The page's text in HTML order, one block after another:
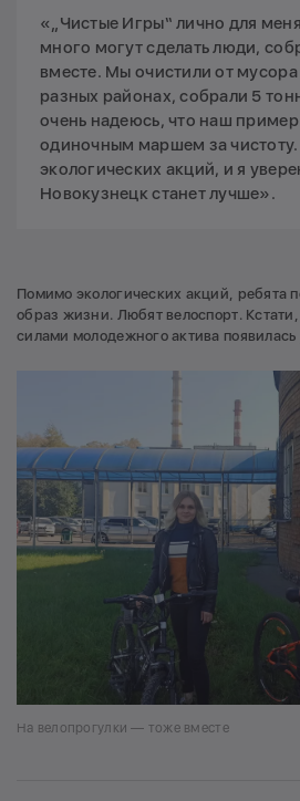
«„Чистые Игры“ лично для
много могут сделать люди,
вместе. Мы очистили от мусора
разных районах, собрали 5
очень надеюсь, что наш пример
одиночным маршем за
экологических акций, и я
Новокузнецк станет лучше».
Помимо экологических акций, ребята
образ жизни. Любят велоспорт.
силами молодежного актива появилась
На велопрогулки — тоже вместе